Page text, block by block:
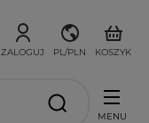
ZALOGUJ PL/PLN KOSZYK
MENU